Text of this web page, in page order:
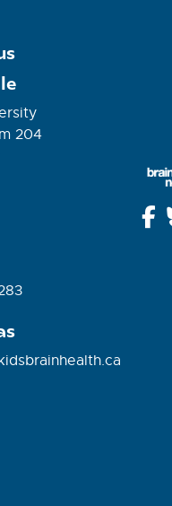
204